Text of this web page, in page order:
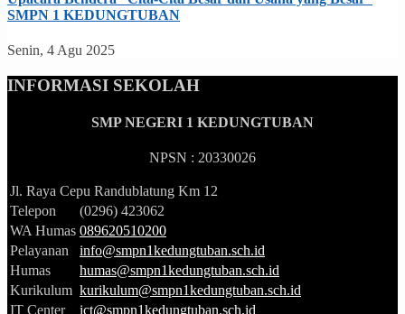
SMPN 1 KEDUNGTUBAN
Senin, 4 Agu 2025
INFORMASI SEKOLAH
SMP NEGERI 1 KEDUNGTUBAN
NPSN : 20330026
Jl. Raya Cepu Randublatung Km 12
Telepon
(0296) 423062
WA Humas 089620510200
Pelayanan
info@smpn1kedungtuban.sch.id
Humas
humas@smpn1kedungtuban.sch.id
Kurikulum kurikulum@smpn1kedungtuban.sch.id
IT Center
ict@smpn1kedungtuban.sch.id